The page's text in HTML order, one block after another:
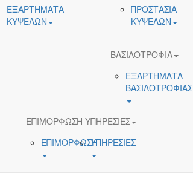
ΕΞΑΡΤΗΜΑΤΑ
ΚΥΨΕΛΩΝ
ΠΡΟΣΤΑΣΙΑ
ΚΥΨΕΛΩΝ
ΒΑΣΙΛΟΤΡΟΦΙΑ
ΕΞΑΡΤΗΜΑΤΑ
ΒΑΣΙΛΟΤΡΟΦΙΑΣ
ΕΠΙΜΟΡΦΩΣΗ ΥΠΗΡΕΣΙΕΣ
ΕΠΙΜΟΡΦΩΣΗΥΠΗΡΕΣΙΕΣ